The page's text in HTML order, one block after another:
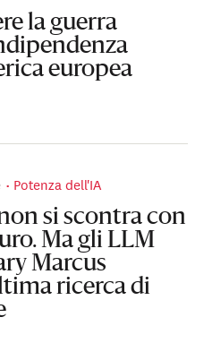
la guerra
europea
Potenza dell'IA
non si scontra con
Ma gli LLM
Marcus
ricerca di